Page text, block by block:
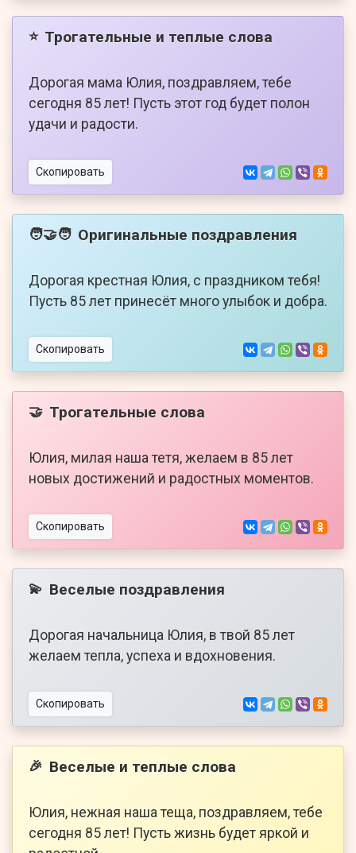
⭐ Трогательные и теплые слова
Дорогая мама Юлия, поздравляем, тебе
сегодня 85 лет! Пусть этот год будет полон
удачи и радости.
Скопировать
🧑‍🤝‍🧑 Оригинальные поздравления
Дорогая крестная Юлия, с праздником тебя!
Пусть 85 лет принесёт много улыбок и добра.
Скопировать
🤝 Трогательные слова
Юлия, милая наша тетя, желаем в 85 лет
новых достижений и радостных моментов.
Скопировать
💫 Веселые поздравления
Дорогая начальница Юлия, в твой 85 лет
желаем тепла, успеха и вдохновения.
Скопировать
🎉 Веселые и теплые слова
Юлия, нежная наша теща, поздравляем, тебе
сегодня 85 лет! Пусть жизнь будет яркой и